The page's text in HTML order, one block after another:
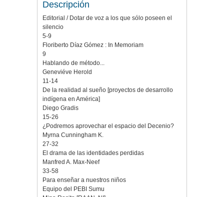
Descripción
Editorial / Dotar de voz a los que sólo poseen el
silencio
5-9
Floriberto Díaz Gómez : In Memoriam
9
Hablando de método...
Geneviéve Herold
11-14
De la realidad al sueño [proyectos de desarrollo
indígena en América]
Diego Gradis
15-26
¿Podremos aprovechar el espacio del Decenio?
Myrna Cunningham K.
27-32
El drama de las identidades perdidas
Manfred A. Max-Neef
33-58
Para enseñar a nuestros niños
Equipo del PEBI Sumu